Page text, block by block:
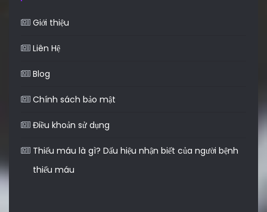
Giới thiệu
Liên Hệ
Blog
Chính sách bảo mật
Điều khoản sử dụng
Thiếu máu là gì? Dấu hiệu nhận biết của người bệnh
thiếu máu